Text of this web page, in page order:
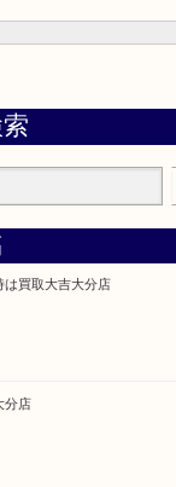
っていただけるよう